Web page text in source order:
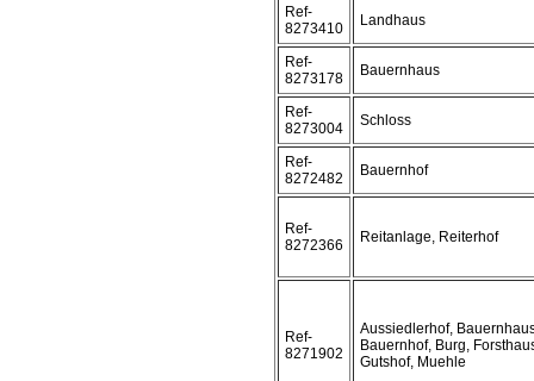
Ref-
8273410
Landhaus
Ref-
8273178
Bauernhaus
Ref-
8273004
Schloss
Ref-
8272482
Bauernhof
Ref-
8272366
Reitanlage, Reiterhof
Ref-
8271902
Aussiedlerhof,
Bauernhof, Burg,
Gutshof, Muehle